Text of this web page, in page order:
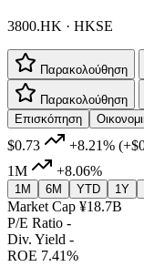
3800.HK · HKSE
Παρακολούθηση
Παρακολούθηση
Επισκόπηση
$0.73 +8.21%
1M
+8.06%
1M 6M YTD 1Y
Market Cap ¥18.7B
P/E Ratio -
Div. Yield -
ROE 7.41%